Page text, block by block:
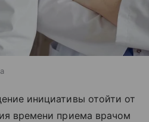
инициативы отойти от
времени приема врачом